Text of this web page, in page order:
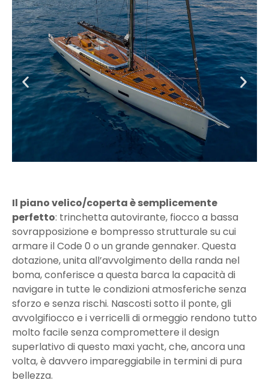
Il piano velico/coperta è semplicemente
perfetto: trinchetta autovirante, fiocco a bassa
sovrapposizione e bompresso strutturale su cui
armare il Code 0 o un grande gennaker. Questa
dotazione, unita all’avvolgimento della randa nel
boma, conferisce a questa barca la capacità di
navigare in tutte le condizioni atmosferiche senza
sforzo e senza rischi. Nascosti sotto il ponte, gli
avvolgifiocco e i verricelli di ormeggio rendono tutto
molto facile senza compromettere il design
superlativo di questo maxi yacht, che, ancora una
volta, è davvero impareggiabile in termini di pura
bellezza.